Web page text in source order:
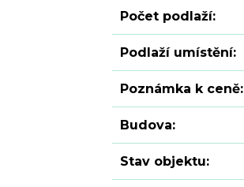
Počet podlaží:
Podlaží umístění:
Poznámka k ceně:
Budova:
Stav objektu: